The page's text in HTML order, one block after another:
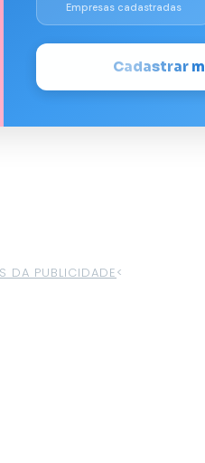
Empresas cadastradas
Cadastrar
DA PUBLICIDADE<